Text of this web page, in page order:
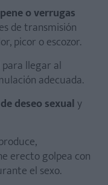
o verrugas
de transmisión
picor o escozor.
llegar al
adecuada.
deseo sexualy
erecto golpea con
el sexo.